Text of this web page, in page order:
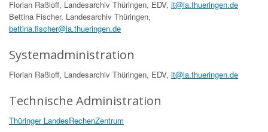
Florian Raßloff, Landesarchiv Thüringen, EDV, it@la.thueringen.de
Bettina Fischer, Landesarchiv Thüringen,
bettina.fischer@la.thueringen.de
Systemadministration
Florian Raßloff, Landesarchiv Thüringen, EDV, it@la.thueringen.de
Technische Administration
Thüringer LandesRechenZentrum